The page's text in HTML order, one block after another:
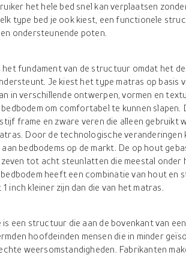
het hele bed snel kan verplaatsen
type bed je ook kiest, een functionele
ondersteunende poten.
het fundament van de structuur omdat het
Je kiest het type matras op basis
in verschillende ontwerpen, vormen en
om comfortabel te kunnen slapen.
frame en zware veren die alleen gebruikt
Door de technologische veranderingen
aan bedbodems op de markt. De op hout
tot acht steunlatten die meestal onder
heeft een combinatie van hout en
inch kleiner zijn dan die van het matras.
een structuur die aan de bovenkant van
hoofdeinden mensen die in minder
weersomstandigheden. Fabrikanten